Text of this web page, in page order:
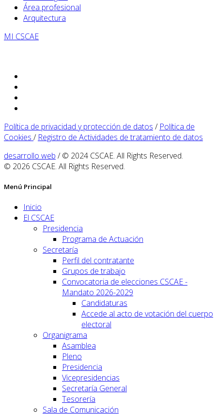
Área profesional
Arquitectura
MI CSCAE
Política de privacidad y protección de datos / Política de
Cookies / Registro de Actividades de tratamiento de datos
desarrollo web / © 2024 CSCAE. All Rights Reserved.
© 2026 CSCAE. All Rights Reserved.
Menú Principal
Inicio
El CSCAE
Presidencia
Programa de Actuación
Secretaría
Perfil del contratante
Grupos de trabajo
Convocatoria de elecciones CSCAE -
Mandato 2026-2029
Candidaturas
Accede al acto de votación del cuerpo
electoral
Organigrama
Asamblea
Pleno
Presidencia
Vicepresidencias
Secretaría General
Tesorería
Sala de Comunicación